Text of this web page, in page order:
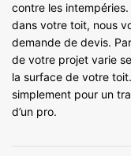
contre les
dans votre toit, nous
demande de devis.
de votre projet varie
la surface de votre
simplement pour un
d’un pro.